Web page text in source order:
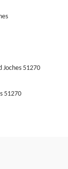
Joches 51270
51270